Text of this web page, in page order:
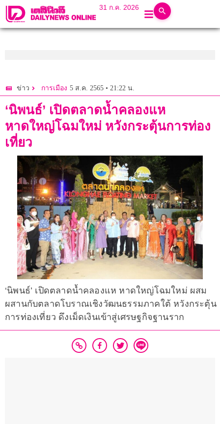
31 ก.ค. 2026
ข่าว การเมือง 5 ส.ค. 2565 • 21:22 น.
‘นิพนธ์’ เปิดตลาดน้ำคลองแห
หาดใหญ่โฉมใหม่ หวังกระตุ้นการท่อง
เที่ยว
‘นิพนธ์’ เปิดตลาดน้ำคลองแห หาดใหญ่โฉมใหม่ ผสม
ผสานกับตลาดโบราณเชิงวัฒนธรรมภาคใต้ หวังกระตุ้น
การท่องเที่ยว ดึงเม็ดเงินเข้าสู่เศรษฐกิจฐานราก